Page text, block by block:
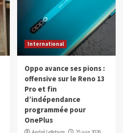
International
Oppo avance ses pions :
offensive sur le Reno 13
Pro et fin
d’indépendance
programmée pour
OnePlus